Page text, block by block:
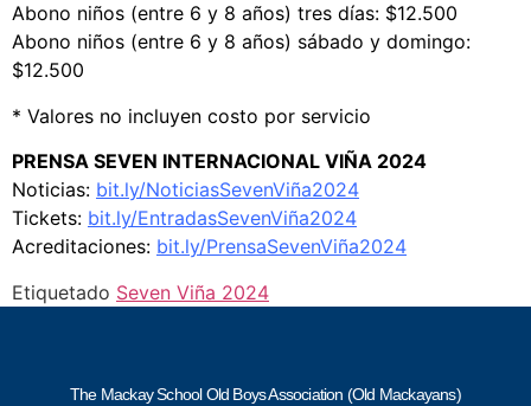
Abono niños (entre 6 y 8 años) tres días: $12.500
Abono niños (entre 6 y 8 años) sábado y domingo:
$12.500
* Valores no incluyen costo por servicio
PRENSA SEVEN INTERNACIONAL VIÑA 2024
Noticias: bit.ly/NoticiasSevenViña2024
Tickets: bit.ly/EntradasSevenViña2024
Acreditaciones: bit.ly/PrensaSevenViña2024
Etiquetado Seven Viña 2024
The Mackay School Old Boys Association (Old Mackayans)